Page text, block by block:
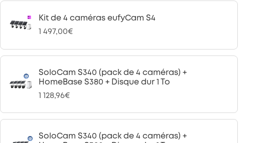
Kit de 4 caméras eufyCam S4
1 497,00€
SoloCam S340 (pack de 4 caméras) +
HomeBase S380 + Disque dur 1 To
1 128,96€
SoloCam S340 (pack de 4 caméras) +